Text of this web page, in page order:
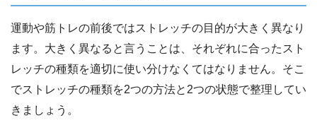
運動や筋トレの前後ではストレッチの目的が大きく異なり
ます。大きく異なると言うことは、それぞれに合ったスト
レッチの種類を適切に使い分けなくてはなりません。そこ
でストレッチの種類を2つの方法と2つの状態で整理してい
きましょう。